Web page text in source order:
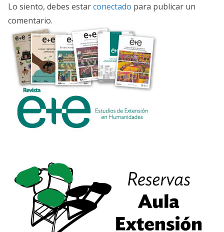
Lo siento, debes estarconectado para publicar un
comentario.